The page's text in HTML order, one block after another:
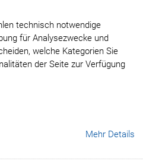
technisch notwendige
für Analysezwecke und
welche Kategorien Sie
der Seite zur Verfügung
Mehr Details
in Ihren Medien.